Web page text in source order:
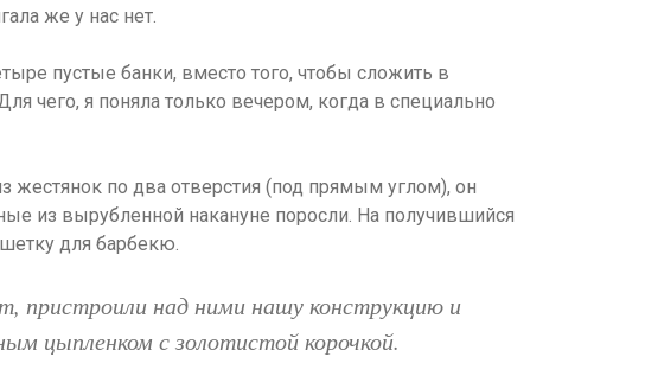
же у нас нет.
пустые банки, вместо того, чтобы сложить в
чего, я поняла только вечером, когда в специально
жестянок по два отверстия (под прямым углом), он
из вырубленной накануне поросли. На получившийся
для барбекю.
пристроили над ними нашу конструкцию и
цыпленком с золотистой корочкой.